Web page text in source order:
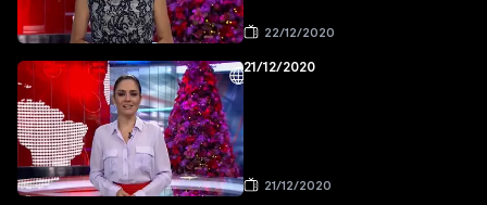
22/12/2020
21/12/2020
21/12/2020